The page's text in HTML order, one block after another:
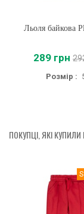
Льоля байкова
289 грн
Розмір :
ПОКУПЦІ, ЯКІ